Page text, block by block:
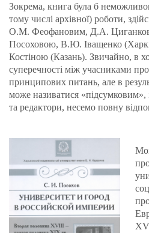
Зокрема, книга була б
тому числі архівної) роботи,
О.М. Феофановим, Д.А.
Посоховою, В.Ю. Іващенко
Костіною (Казань). Звичайно, в
суперечності між учасниками
принципових питань, але в
може називатися «підсумковим»,
та редактори, несемо повну